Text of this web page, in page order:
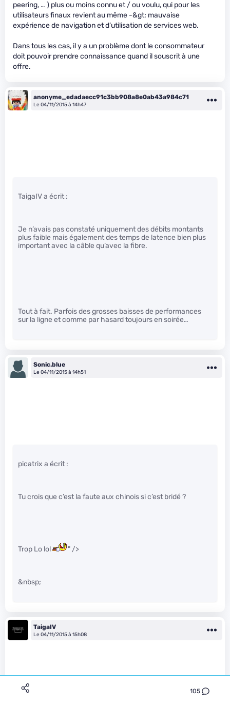
105
peering, … ) plus ou moins connu et / ou voulu, qui pour les
utilisateurs finaux revient au même -&gt; mauvaise
expérience de navigation et d’utilisation de services web.
Dans tous les cas, il y a un problème dont le consommateur
doit pouvoir prendre connaissance quand il souscrit à une
offre.
anonyme_edadaecc91c3bb908a8e0ab43a984c71
Le 04/11/2015 à 14h47
TaigaIV a écrit :
Je n’avais pas constaté uniquement des débits montants
plus faible mais également des temps de latence bien plus
important avec la câble qu’avec la fibre.
Tout à fait. Parfois des grosses baisses de performances
sur la ligne et comme par hasard toujours en soirée…
Sonic.blue
Le 04/11/2015 à 14h51
picatrix a écrit :
Tu crois que c’est la faute aux chinois si c’est bridé ?
Trop Lo lol " />
&nbsp;
TaigaIV
Le 04/11/2015 à 15h08